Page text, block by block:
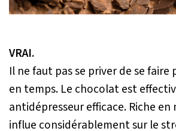
VRAI.
Il ne faut pas se priver de se faire
en temps. Le chocolat est
antidépresseur efficace. Riche en
influe considérablement sur le